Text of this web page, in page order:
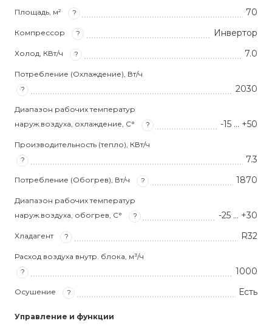
Площадь, м² ? 70
Компрессор ? Инвертор
Холод, КВт/ч ? 7.0
Потребление (Охлаждение), Вт/ч
?
2030
Диапазон рабочих температур
наруж.воздуха, охлаждение, С°
? -15 … +50
Производительность (тепло), КВт/ч
?
7.3
Потребление (Обогрев), Вт/ч ? 1870
Диапазон рабочих температур
наруж.воздуха, обогрев, С°
? -25 … +30
Хладагент ? R32
Расход воздуха внутр. блока, м³/ч
?
1000
Осушение ? Есть
Управление и функции